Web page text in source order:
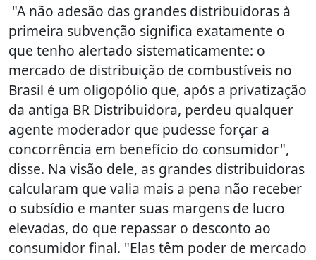
"A não adesão das grandes distribuidoras à
primeira subvenção significa exatamente o
que tenho alertado sistematicamente: o
mercado de distribuição de combustíveis no
Brasil é um oligopólio que, após a privatização
da antiga BR Distribuidora, perdeu qualquer
agente moderador que pudesse forçar a
concorrência em benefício do consumidor",
disse. Na visão dele, as grandes distribuidoras
calcularam que valia mais a pena não receber
o subsídio e manter suas margens de lucro
elevadas, do que repassar o desconto ao
consumidor final. "Elas têm poder de mercado